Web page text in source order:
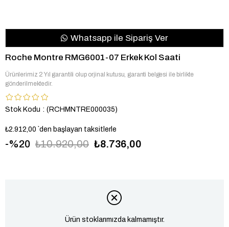
Whatsapp ile Sipariş Ver
Roche Montre RMG6001-07 Erkek Kol Saati
Ürünlerimiz 2 Yıl garantili olup orjinal kutusu, garanti belgesi ile birlikte
gönderilmektedir.
Stok Kodu (RCHMNTRE000035)
₺2.912,00 `den başlayan taksitlerle
20 ₺10.920,00 ₺8.736,00
Ürün stoklarımızda kalmamıştır.